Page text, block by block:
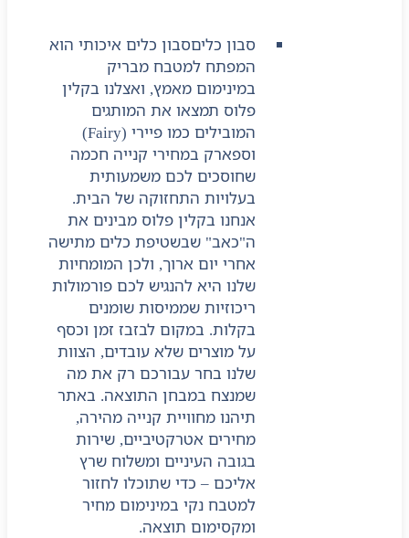
סבון כליםסבון כלים איכותי הוא
המפתח למטבח מבריק
במינימום מאמץ, ואצלנו בקלין
פלוס תמצאו את המותגים
המובילים כמו פיירי (Fairy)
וספארק במחירי קנייה חכמה
שחוסכים לכם משמעותית
בעלויות התחזוקה של הבית.
אנחנו בקלין פלוס מבינים את
ה"כאב" שבשטיפת כלים מתישה
אחרי יום ארוך, ולכן המומחיות
שלנו היא להנגיש לכם פורמולות
ריכוזיות שממיסות שומנים
בקלות. במקום לבזבז זמן וכסף
על מוצרים שלא עובדים, הצוות
שלנו בחר עבורכם רק את מה
שמנצח במבחן התוצאה. באתר
תיהנו מחוויית קנייה מהירה,
מחירים אטרקטיביים, שירות
בגובה העיניים ומשלוח שרץ
אליכם – כדי שתוכלו לחזור
למטבח נקי במינימום מחיר
ומקסימום תוצאה.